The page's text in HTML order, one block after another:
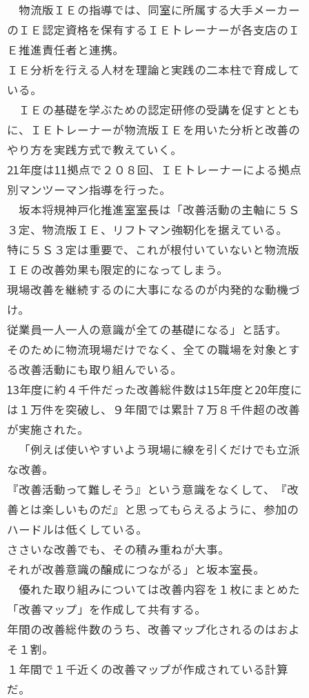
物流版ＩＥの指導では、同室に所属する大手メーカー
のＩＥ認定資格を保有するＩＥトレーナーが各支店のＩ
Ｅ推進責任者と連携。
ＩＥ分析を行える人材を理論と実践の二本柱で育成して
いる。
ＩＥの基礎を学ぶための認定研修の受講を促すととも
に、ＩＥトレーナーが物流版ＩＥを用いた分析と改善の
やり方を実践方式で教えていく。
21年度は11拠点で２０８回、ＩＥトレーナーによる拠点
別マンツーマン指導を行った。
坂本将規神戸化推進室室長は「改善活動の主軸に５Ｓ
３定、物流版ＩＥ、リフトマン強靭化を据えている。
特に５Ｓ３定は重要で、これが根付いていないと物流版
ＩＥの改善効果も限定的になってしまう。
現場改善を継続するのに大事になるのが内発的な動機づ
け。
従業員一人一人の意識が全ての基礎になる」と話す。
そのために物流現場だけでなく、全ての職場を対象とす
る改善活動にも取り組んでいる。
13年度に約４千件だった改善総件数は15年度と20年度に
は１万件を突破し、９年間では累計７万８千件超の改善
が実施された。
「例えば使いやすいよう現場に線を引くだけでも立派
な改善。
『改善活動って難しそう』という意識をなくして、『改
善とは楽しいものだ』と思ってもらえるように、参加の
ハードルは低くしている。
ささいな改善でも、その積み重ねが大事。
それが改善意識の醸成につながる」と坂本室長。
優れた取り組みについては改善内容を１枚にまとめた
「改善マップ」を作成して共有する。
年間の改善総件数のうち、改善マップ化されるのはおよ
そ１割。
１年間で１千近くの改善マップが作成されている計算
だ。